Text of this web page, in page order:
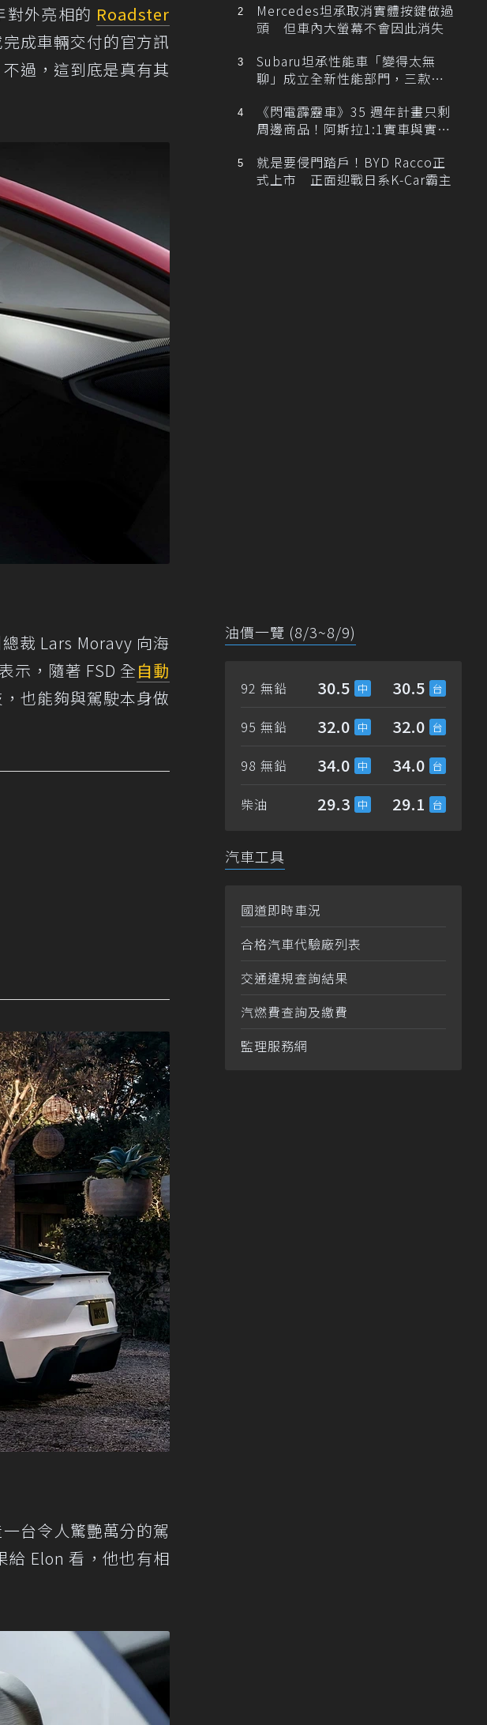
對外亮相的 Roadster
成車輛交付的官方訊
過，這到底是真有其
裁 Lars Moravy 向海
示，隨著 FSD 全自動
也能夠與駕駛本身做
台令人驚艷萬分的駕
給 Elon 看，他也有相
Mercedes坦承取消實體按鍵做過
頭 但車內大螢幕不會因此消失
Subaru坦承性能車「變得太無
聊」成立全新性能部門，三款手
《閃電霹靂車》35 週年計畫只剩
周邊商品！阿斯拉1:1實車與實體
就是要侵門踏戶！BYD Racco正
式上市 正面迎戰日系K-Car霸主
油價一覽 (8/3~8/9)
92 無鉛 30.5 30.5
95 無鉛 32.0 32.0
98 無鉛 34.0 34.0
柴油 29.3 29.1
汽車工具
國道即時車況
合格汽車代驗廠列表
交通違規查詢結果
汽燃費查詢及繳費
監理服務網